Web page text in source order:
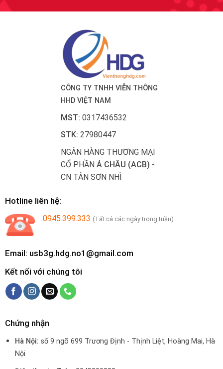
CÔNG TY TNHH VIỄN THÔNG
HHD VIỆT NAM
MST: 0317436532
STK: 27980447
NGÂN HÀNG THƯƠNG MẠI
CỔ PHẦN Á CHÂU (ACB) -
CN TÂN SƠN NHÌ
Hotline liên hệ:
0945.399.333 (Tất cả các ngày trong tuần)
Email: usb3g.hdg.no1@gmail.com
Kết nối với chúng tôi
Chứng nhận
Hà Nội:số 9 ngõ 699 Trương Định - Thịnh Liệt, Hoàng Mai, Hà
Nội